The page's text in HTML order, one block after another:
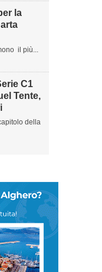
la
il più...
C1
Tente,
della